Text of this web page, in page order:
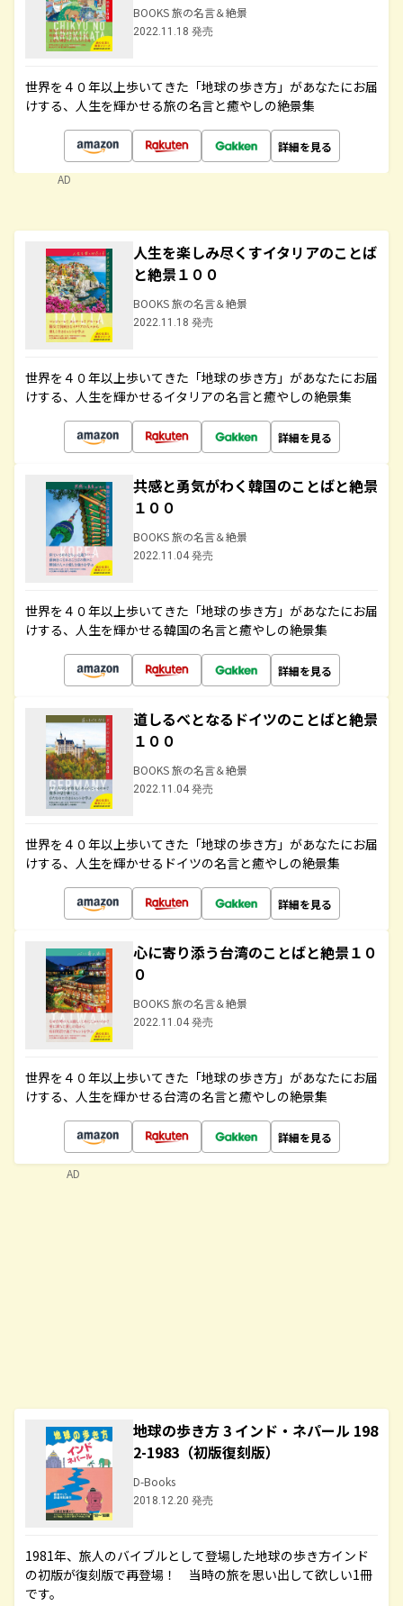
BOOKS 旅の名言＆絶景
2022.11.18 発売
世界を４０年以上歩いてきた「地球の歩き方」があなたにお届
けする、人生を輝かせる旅の名言と癒やしの絶景集
詳細を見る
AD
人生を楽しみ尽くすイタリアのことば
と絶景１００
BOOKS 旅の名言＆絶景
2022.11.18 発売
世界を４０年以上歩いてきた「地球の歩き方」があなたにお届
けする、人生を輝かせるイタリアの名言と癒やしの絶景集
詳細を見る
共感と勇気がわく韓国のことばと絶景
１００
BOOKS 旅の名言＆絶景
2022.11.04 発売
世界を４０年以上歩いてきた「地球の歩き方」があなたにお届
けする、人生を輝かせる韓国の名言と癒やしの絶景集
詳細を見る
道しるべとなるドイツのことばと絶景
１００
BOOKS 旅の名言＆絶景
2022.11.04 発売
世界を４０年以上歩いてきた「地球の歩き方」があなたにお届
けする、人生を輝かせるドイツの名言と癒やしの絶景集
詳細を見る
心に寄り添う台湾のことばと絶景１０
０
BOOKS 旅の名言＆絶景
2022.11.04 発売
世界を４０年以上歩いてきた「地球の歩き方」があなたにお届
けする、人生を輝かせる台湾の名言と癒やしの絶景集
詳細を見る
地球の歩き方 3 インド・ネパール 198
2-1983（初版復刻版）
D-Books
2018.12.20 発売
1981年、旅人のバイブルとして登場した地球の歩き方インド
の初版が復刻版で再登場！ 当時の旅を思い出して欲しい1冊
です。
AD